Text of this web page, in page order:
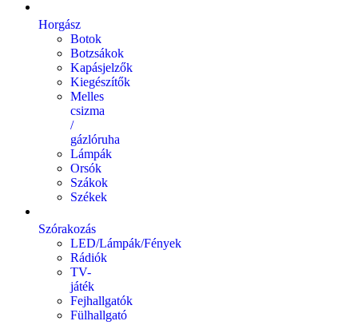
Horgász
Botok
Botzsákok
Kapásjelzők
Kiegészítők
Melles
csizma
/
gázlóruha
Lámpák
Orsók
Szákok
Székek
Szórakozás
LED/Lámpák/Fények
Rádiók
TV-
játék
Fejhallgatók
Fülhallgató